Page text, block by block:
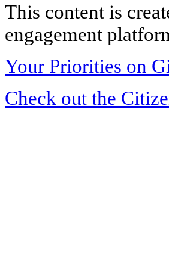
This content is
engagement
Your Priorities on
Check out the